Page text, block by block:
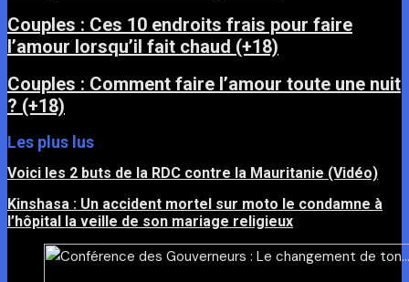
Couples : Ces 10 endroits frais pour faire
l’amour lorsqu’il fait chaud (+18)
Couples : Comment faire l’amour toute une nuit
? (+18)
Les plus lus
Voici les 2 buts de la RDC contre la Mauritanie (Vidéo)
Kinshasa : Un accident mortel sur moto le condamne à
l’hôpital la veille de son mariage religieux